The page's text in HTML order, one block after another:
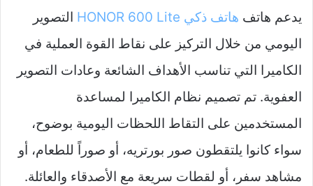
يدعم هاتف هاتف ذكي HONOR 600 Lite
التصوير
اليومي من خلال التركيز على نقاط القوة العملية في
الكاميرا التي تناسب الأهداف الشائعة وعادات التصوير
العفوية. تم تصميم نظام الكاميرا لمساعدة
المستخدمين على التقاط اللحظات اليومية بوضوح،
سواء كانوا يلتقطون صور بورتريه، أو صوراً للطعام، أو
مشاهد سفر، أو لقطات سريعة مع الأصدقاء والعائلة.